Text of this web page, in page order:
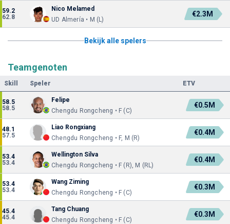
59.2
62.8
Nico Melamed
UD Almería • M (L)
€2.3M
Bekijk alle spelers
Teamgenoten
Skill Speler ETV
58.5
58.5
Felipe
Chengdu Rongcheng • F (C)
€0.5M
48.1
57.5
Liao Rongxiang
Chengdu Rongcheng • F, M (R)
€0.4M
53.4
53.4
Wellington Silva
Chengdu Rongcheng • F (R), M (RL)
€0.4M
53.4
53.4
Wang Ziming
Chengdu Rongcheng • F (C)
€0.3M
45.4
45.4
Tang Chuang
Chengdu Rongcheng • F (C)
€0.3M